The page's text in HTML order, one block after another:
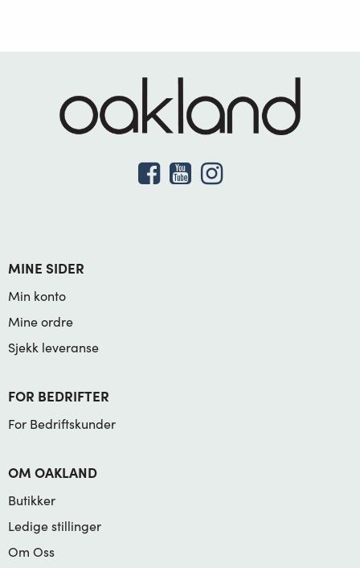
MINE SIDER
Min konto
Mine ordre
Sjekk leveranse
FOR BEDRIFTER
For Bedriftskunder
OM OAKLAND
Butikker
Ledige stillinger
Om Oss